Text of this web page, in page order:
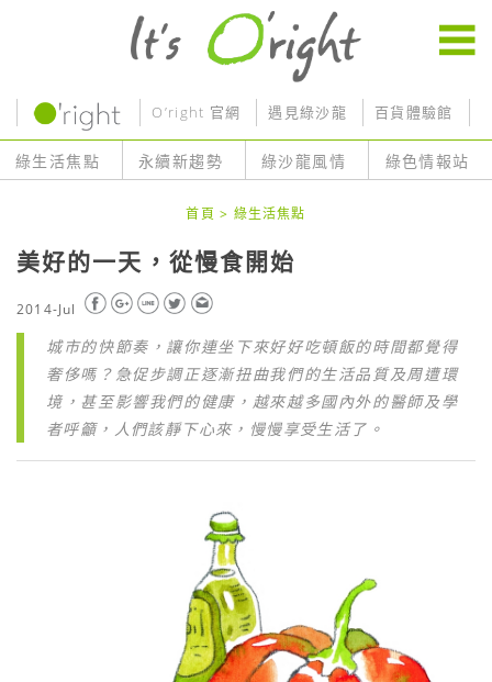
O’right 官網 遇見綠沙龍 百貨體驗館
綠生活焦點 永續新趨勢 綠沙龍風情 綠色情報站
首頁 > 綠生活焦點
美好的一天，從慢食開始
2014-Jul
城市的快節奏，讓你連坐下來好好吃頓飯的時間都覺得
奢侈嗎？急促步調正逐漸扭曲我們的生活品質及周遭環
境，甚至影響我們的健康，越來越多國內外的醫師及學
者呼籲，人們該靜下心來，慢慢享受生活了。